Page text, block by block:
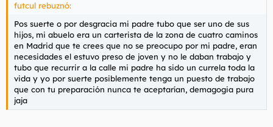
futcul rebuznó:
Pos suerte o por desgracia mi padre tubo que ser uno de sus
hijos, mi abuelo era un carterista de la zona de cuatro caminos
en Madrid que te crees que no se preocupo por mi padre, eran
necesidades el estuvo preso de joven y no le daban trabajo y
tubo que recurrir a la calle mi padre ha sido un currela toda la
vida y yo por suerte posiblemente tenga un puesto de trabajo
que con tu preparación nunca te aceptarían, demagogia pura
jaja